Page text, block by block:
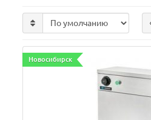
Новосибирск